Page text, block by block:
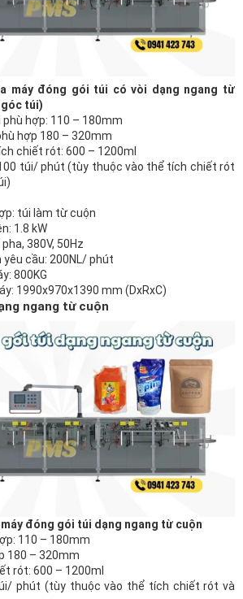
máy đóng gói túi có vòi dạng ngang từ
túi)
phù hợp: 110 – 180mm
hợp 180 – 320mm
chiết rót: 600 – 1200ml
túi/ phút (tùy thuộc vào thể tích chiết rót
túi làm từ cuộn
1.8 kW
380V, 50Hz
yêu cầu: 200NL/ phút
800KG
1990x970x1390 mm (DxRxC)
ngang từ cuộn
đóng gói túi dạng ngang từ cuộn
110 – 180mm
180 – 320mm
rót: 600 – 1200ml
phút (tùy thuộc vào thể tích chiết rót và